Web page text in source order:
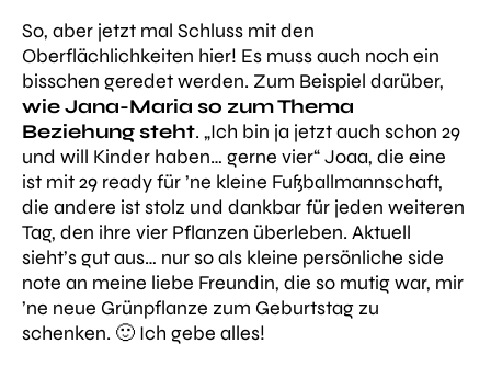
So, aber jetzt mal Schluss mit den
Oberflächlichkeiten hier! Es muss auch noch ein
bisschen geredet werden. Zum Beispiel darüber,
wie Jana-Maria so zum Thema
Beziehung steht. „Ich bin ja jetzt auch schon 29
und will Kinder haben… gerne vier“Joaa, die eine
ist mit 29 ready für ’ne kleine Fußballmannschaft,
die andere ist stolz und dankbar für jeden weiteren
Tag, den ihre vier Pflanzen überleben. Aktuell
sieht’s gut aus… nur so als kleine persönliche side
note an meine liebe Freundin, die so mutig war, mir
’ne neue Grünpflanze zum Geburtstag zu
schenken. 🙂 Ich gebe alles!